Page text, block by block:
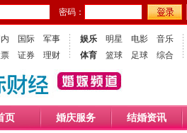
密码：
国际
军事
证券 理财
娱乐 明星 电影
音乐
体育
篮球 足球 综合
页 婚庆服务 结婚资讯